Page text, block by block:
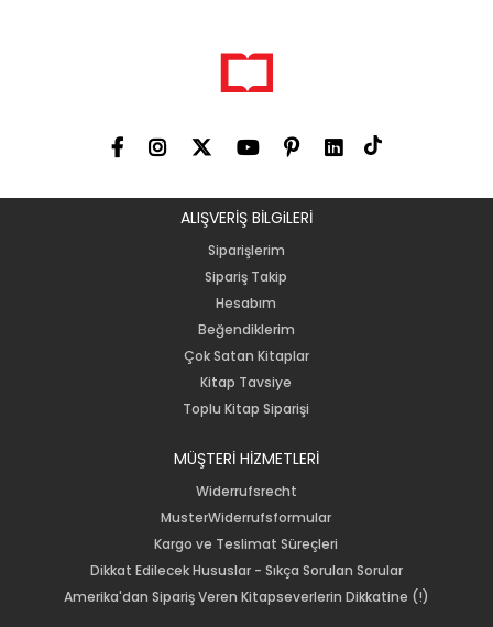
ALIŞVERİŞ BİLGiLERİ
Siparişlerim
Sipariş Takip
Hesabım
Beğendiklerim
Çok Satan Kitaplar
Kitap Tavsiye
Toplu Kitap Siparişi
MÜŞTERİ HİZMETLERİ
Widerrufsrecht
MusterWiderrufsformular
Kargo ve Teslimat Süreçleri
Dikkat Edilecek Hususlar - Sıkça Sorulan Sorular
Amerika'dan Sipariş Veren Kitapseverlerin Dikkatine (!)